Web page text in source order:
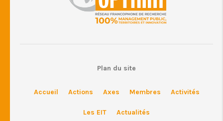
Plan du site
Accueil Actions Axes Membres Activités
Les EIT Actualités